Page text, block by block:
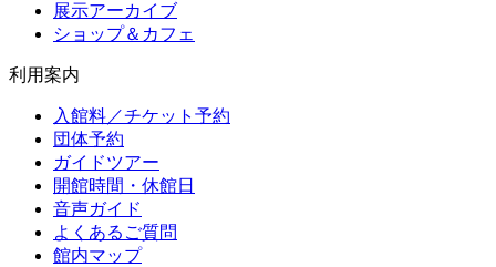
展示アーカイブ
ショップ＆カフェ
利用案内
入館料／チケット予約
団体予約
ガイドツアー
開館時間・休館日
音声ガイド
よくあるご質問
館内マップ